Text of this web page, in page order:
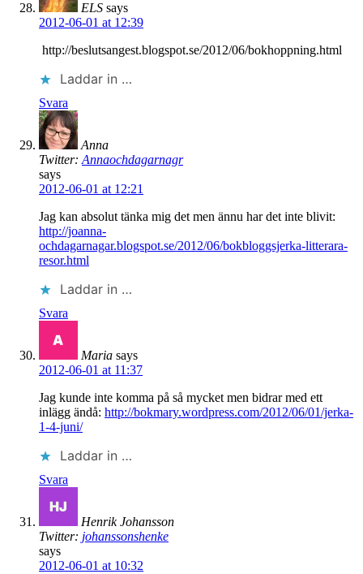
ELS says
2012-06-01 at 12:39
http://beslutsangest.blogspot.se/2012/06/bokhoppning.html
Laddar in …
Svara
Anna
Twitter: Annaochdagarnagr
says
2012-06-01 at 12:21
Jag kan absolut tänka mig det men ännu har det inte blivit:
http://joanna-
ochdagarnagar.blogspot.se/2012/06/bokbloggsjerka-litterara-
resor.html
Laddar in …
Svara
Maria says
2012-06-01 at 11:37
Jag kunde inte komma på så mycket men bidrar med ett
inlägg ändå: http://bokmary.wordpress.com/2012/06/01/jerka-
1-4-juni/
Laddar in …
Svara
Henrik Johansson
Twitter: johanssonshenke
says
2012-06-01 at 10:32